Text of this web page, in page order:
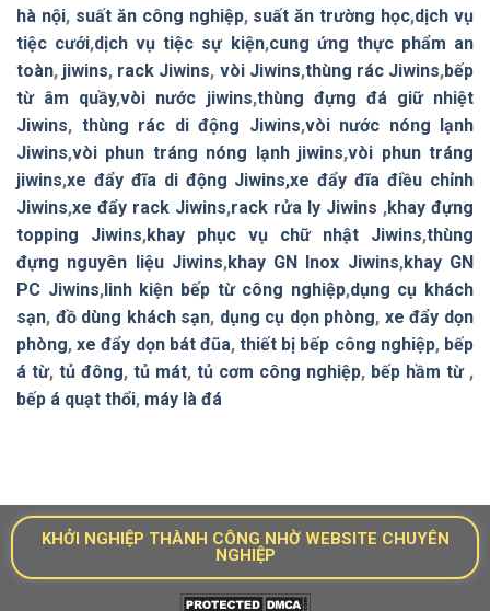
hà nội, suất ăn công nghiệp, suất ăn trường học,dịch vụ
tiệc cưới,dịch vụ tiệc sự kiện,cung ứng thực phẩm an
toàn, jiwins, rack Jiwins, vòi Jiwins,thùng rác Jiwins,bếp
từ âm quầy,vòi nước jiwins,thùng đựng đá giữ nhiệt
Jiwins, thùng rác di động Jiwins,vòi nước nóng lạnh
Jiwins,vòi phun tráng nóng lạnh jiwins,vòi phun tráng
jiwins,xe đẩy đĩa di động Jiwins,xe đẩy đĩa điều chỉnh
Jiwins,xe đẩy rack Jiwins,rack rửa ly Jiwins ,khay đựng
topping Jiwins,khay phục vụ chữ nhật Jiwins,thùng
đựng nguyên liệu Jiwins,khay GN Inox Jiwins,khay GN
PC Jiwins,linh kiện bếp từ công nghiệp,dụng cụ khách
sạn, đồ dùng khách sạn, dụng cụ dọn phòng, xe đẩy dọn
phòng,xe đẩy dọn bát đũa,thiết bị bếp công nghiệp, bếp
á từ, tủ đông, tủ mát, tủ cơm công nghiệp, bếp hầm từ,
bếp á quạt thổi, máy là đá
KHỞI NGHIỆP THÀNH CÔNG NHỜ WEBSITE CHUYÊN
NGHIỆP